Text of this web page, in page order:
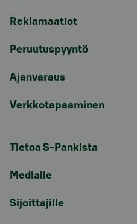
Reklamaatiot
Peruutuspyyntö
Ajanvaraus
Verkkotapaaminen
Tietoa S-Pankista
Medialle
Sijoittajille